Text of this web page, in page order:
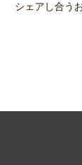
シェアし合う